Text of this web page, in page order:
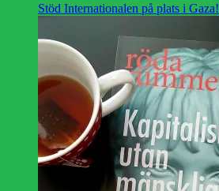
Stöd Internationalen på plats i Gaza!